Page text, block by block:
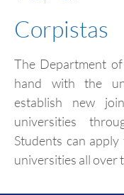
Corpistas
The Department
hand with the
establish new
universities
Students can
universities all over